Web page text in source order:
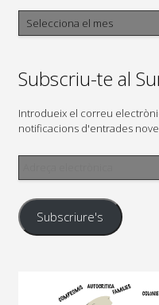
Arxius
Subscriu-te al
Introdueix el correu
notificacions d'entrades
Adreça
Subscriure's